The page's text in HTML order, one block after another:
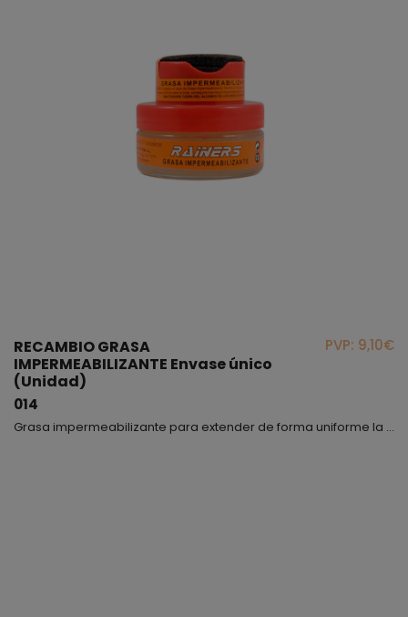
RECAMBIO GRASA
IMPERMEABILIZANTE Envase único
(Unidad)
014
PVP: 9,10€
Grasa impermeabilizante para extender de forma uniforme la parte exterior de la bota, apta para los modelos 3040, 334, Andes y NADOR.